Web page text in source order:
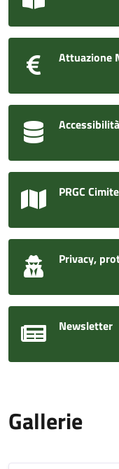
Attuazione
Accessibilità
PRGC
Privacy,
Newsletter
Gallerie